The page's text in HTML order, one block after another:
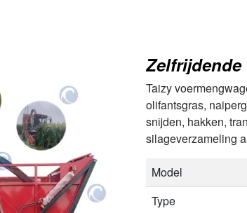
Toepasselijke
Taizy
olifantsgras,
snijden, hakken,
silageverzameling
Model
Type